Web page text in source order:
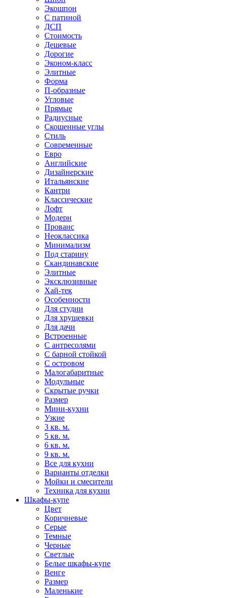
Экошпон
С патиной
ДСП
Стоимость
Дешевые
Дорогие
Эконом-класс
Элитные
Форма
П-образные
Угловые
Прямые
Радиусные
Скошенные углы
Стиль
Современные
Евро
Английские
Дизайнерские
Итальянские
Кантри
Классические
Лофт
Модерн
Прованс
Неоклассика
Минимализм
Под старину
Скандинавские
Элитные
Эксклюзивные
Хай-тек
Особенности
Для студии
Для хрущевки
Для дачи
Встроенные
С антресолями
С барной стойкой
С островом
Малогабаритные
Модульные
Скрытые ручки
Размер
Мини-кухни
Узкие
3 кв. м.
5 кв. м.
6 кв. м.
9 кв. м.
Все для кухни
Варианты отделки
Мойки и смесители
Техника для кухни
Шкафы-купе
Цвет
Коричневые
Серые
Темные
Черные
Светлые
Белые шкафы-купе
Венге
Размер
Маленькие